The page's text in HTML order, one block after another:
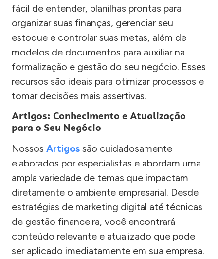
fácil de entender, planilhas prontas para
organizar suas finanças, gerenciar seu
estoque e controlar suas metas, além de
modelos de documentos para auxiliar na
formalização e gestão do seu negócio. Esses
recursos são ideais para otimizar processos e
tomar decisões mais assertivas.
Artigos: Conhecimento e Atualização
para o Seu Negócio
Nossos Artigos são cuidadosamente
elaborados por especialistas e abordam uma
ampla variedade de temas que impactam
diretamente o ambiente empresarial. Desde
estratégias de marketing digital até técnicas
de gestão financeira, você encontrará
conteúdo relevante e atualizado que pode
ser aplicado imediatamente em sua empresa.